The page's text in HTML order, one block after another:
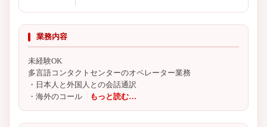
業務内容
未経験OK
多言語コンタクトセンターのオペレーター業務
・日本人と外国人との会話通訳
・海外のコール もっと読む…